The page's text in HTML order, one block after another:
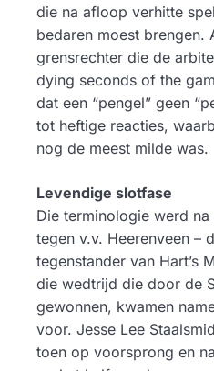
die na afloop verhitte
bedaren moest brengen.
grensrechter die de
dying seconds of the
dat een “pengel” geen
tot heftige reacties,
nog de meest milde was.
Levendige slotfase
Die terminologie werd
tegen v.v. Heerenveen –
tegenstander van Hart’s
die wedtrijd die door de
gewonnen, kwamen
voor. Jesse Lee
toen op voorsprong en